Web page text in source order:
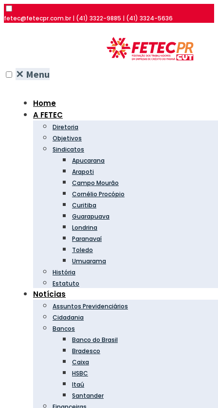
fetec@fetecpr.com.br | (41) 3322-9885 | (41) 3324-5636
✕ Menu
Home
A FETEC
Diretoria
Objetivos
Sindicatos
Apucarana
Arapoti
Campo Mourão
Cornélio Procópio
Curitiba
Guarapuava
Londrina
Paranavaí
Toledo
Umuarama
História
Estatuto
Notícias
Assuntos Previdenciários
Cidadania
Bancos
Banco do Brasil
Bradesco
Caixa
HSBC
Itaú
Santander